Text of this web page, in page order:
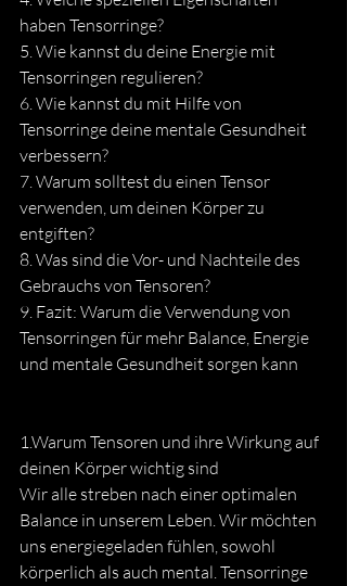
haben Tensorringe?
5. Wie kannst du deine Energie mit
Tensorringen regulieren?
6. Wie kannst du mit Hilfe von
Tensorringe deine mentale Gesundheit
verbessern?
7. Warum solltest du einen Tensor
verwenden, um deinen Körper zu
entgiften?
8. Was sind die Vor- und Nachteile des
Gebrauchs von Tensoren?
9. Fazit: Warum die Verwendung von
Tensorringen für mehr Balance, Energie
und mentale Gesundheit sorgen kann
1.Warum Tensoren und ihre Wirkung auf
deinen Körper wichtig sind
Wir alle streben nach einer optimalen
Balance in unserem Leben. Wir möchten
uns energiegeladen fühlen, sowohl
körperlich als auch mental. Tensorringe